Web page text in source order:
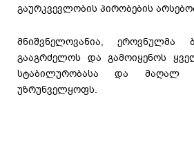
გაურკვევლობის პირობების
მნიშვნელოვანია, ეროვნულმა
გააგრძელოს და გამოიყენოს
სტაბილურობასა და მაღალ
უზრუნველყოფს.